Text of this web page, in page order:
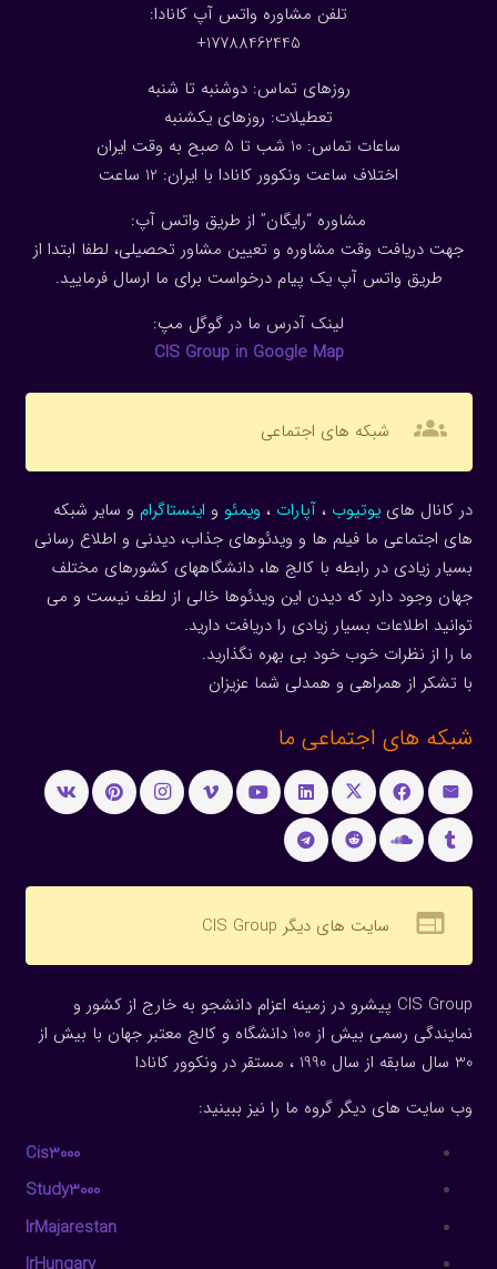
تلفن مشاوره واتس آپ کانادا:
17788462445+
روزهای تماس: دوشنبه تا شنبه
تعطیلات: روزهای یکشنبه
ساعات تماس: 10 شب تا 5 صبح به وقت ایران
اختلاف ساعت ونکوور کانادا با ایران: 1 2 ساعت
مشاوره “رایگان” از طریق واتس آپ:
جهت دریافت وقت مشاوره و تعیین مشاور تحصیلی، لطفا ابتدا از
طریق واتس آپ یک پیام درخواست برای ما ارسال فرمایید.
لینک آدرس ما در گوگل مپ:
CIS Group in Google Map
groups شبکه های اجتماعی
در کانال هاییوتیوب ، آپارات ، ویمئو و اینستاگرام و سایر شبکه
های اجتماعی ما فیلم ها و ویدئوهای جذاب، دیدنی و اطلاع رسانی
بسیار زیادی در رابطه با کالج ها، دانشگاههای کشورهای مختلف
جهان وجود دارد که دیدن این ویدئوها خالی از لطف نیست و می
توانید اطلاعات بسیار زیادی را دریافت دارید.
ما را از نظرات خوب خود بی بهره نگذارید.
با تشکر از همراهی و همدلی شما عزیزان
شبکه های اجتماعی ما
web سایت های دیگر CIS Group
CIS Group پیشرو در زمینه اعزام دانشجو به خارج از کشور و
نمایندگی رسمی بیش از 100 دانشگاه و کالج معتبر جهان با بیش از
30 سال سابقه از سال 1990 ، مستقر در ونکوور کانادا
وب سایت های دیگر گروه ما را نیز ببینید:
Cis3000
Study3000
IrMajarestan